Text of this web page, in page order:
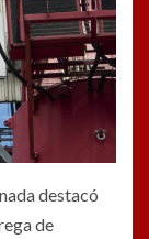
destacó
de